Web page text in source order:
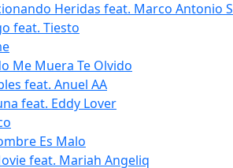
Heridas feat. Marco Antonio
feat. Tiesto
Me Muera Te Olvido
feat. Anuel AA
feat. Eddy Lover
Es Malo
feat. Mariah Angeliq